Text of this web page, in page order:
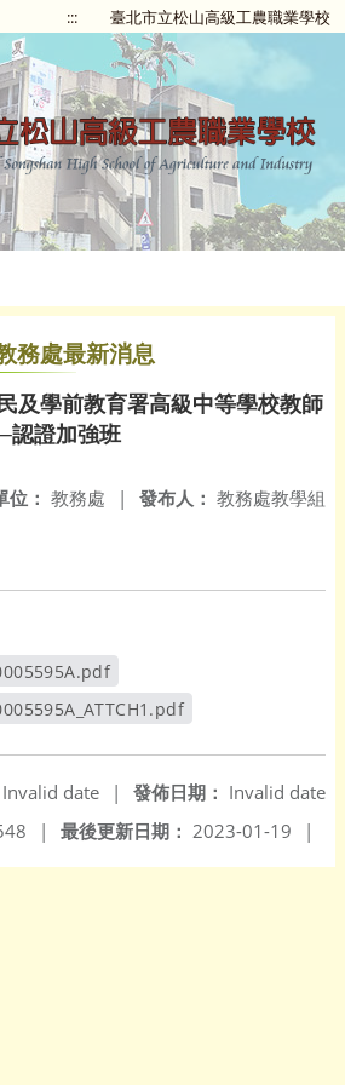
::: 臺北市立松山高級工農職業學校
務處最新消息
及學前教育署高級中等學校教師
認證加強班
發布人： 教務處教學組
位： 教務處 |
新視窗
發佈日期： Invalid date
Invalid date
|
最後更新日期： 2023-01-19 |
|